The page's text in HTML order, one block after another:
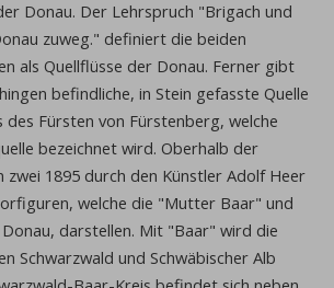
Donau. Der Lehrspruch "Brigach und
zuweg." definiert die beiden
als Quellflüsse der Donau. Ferner gibt
befindliche, in Stein gefasste Quelle
des Fürsten von Fürstenberg, welche
bezeichnet wird. Oberhalb der
zwei 1895 durch den Künstler Adolf Heer
welche die "Mutter Baar" und
darstellen. Mit "Baar" wird die
Schwarzwald und Schwäbischer Alb